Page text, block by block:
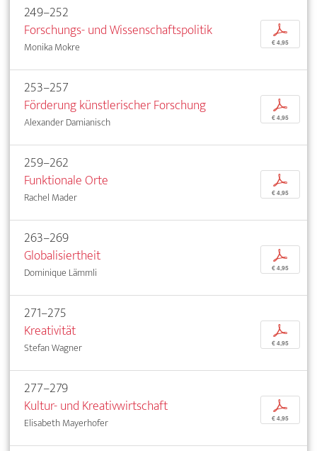
249–252
Forschungs- und Wissenschaftspolitik
Monika Mokre
p
€ 4,95
253–257
Förderung künstlerischer Forschung
Alexander Damianisch
p
€ 4,95
259–262
Funktionale Orte
Rachel Mader
p
€ 4,95
263–269
Globalisiertheit
Dominique Lämmli
p
€ 4,95
271–275
Kreativität
Stefan Wagner
p
€ 4,95
277–279
Kultur- und Kreativwirtschaft
Elisabeth Mayerhofer
p
€ 4,95